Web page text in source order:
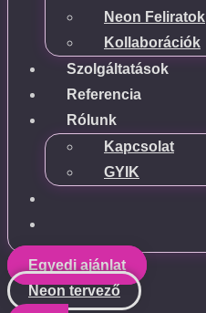
Neon Feliratok
Kollaborációk
Szolgáltatások
Referencia
Rólunk
Kapcsolat
GYIK
Egyedi ajánlat
Neon tervező